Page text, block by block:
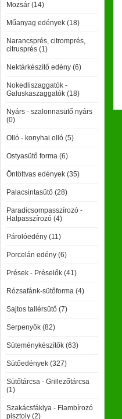
Mozsár (14)
Műanyag edények (18)
Narancsprés, citromprés,
citrusprés (1)
Nektárkészítő edény (6)
Nokedliszaggatók -
Galuskaszaggatók (18)
Nyárs - szalonnasütő nyárs
(0)
Olló - konyhai olló (5)
Ostyasütő forma (6)
Öntöttvas edények (35)
Palacsintasütő (28)
Paradicsompasszírozó -
Halpasszírozó (4)
Párolóedény (11)
Porcelán edény (6)
Prések - Préselők (41)
Rózsafánk-sütőforma (4)
Sajtos tallérsütő (7)
Serpenyők (82)
Süteménykészítők (63)
Sütőedények (327)
Sütőtárcsa - Grillezőtárcsa
(1)
Szakácsfáklya - Flambírozó
pisztoly (2)